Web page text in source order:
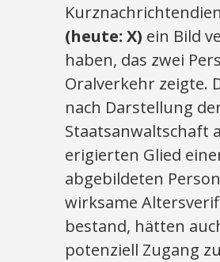
(heute: X) ein Bild
haben, das zwei
Oralverkehr zeigte.
nach Darstellung
Staatsanwaltschaft
erigierten Glied
abgebildeten
wirksame
bestand, hätten
potenziell Zugang